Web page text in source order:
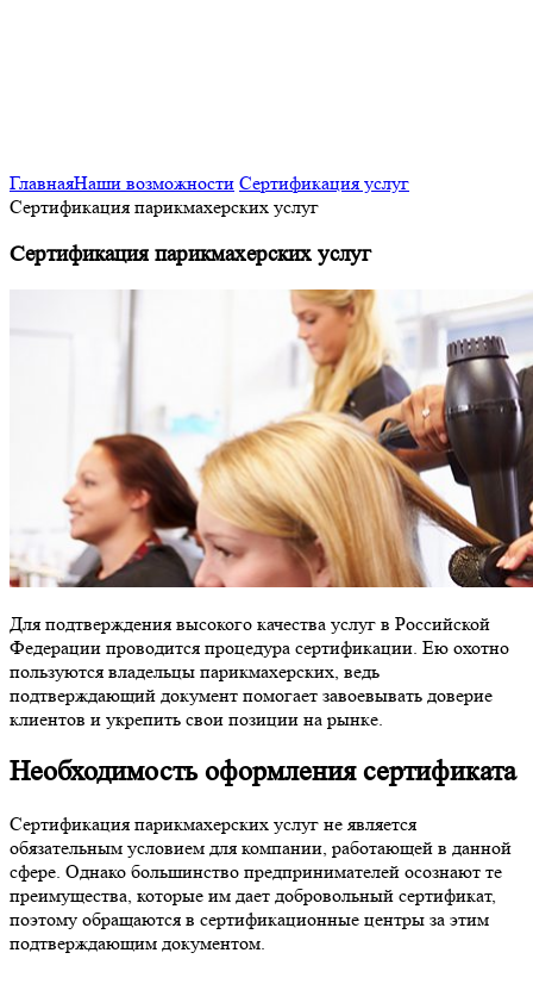
ГлавнаяНаши возможности Сертификация услуг
Сертификация парикмахерских услуг
Сертификация парикмахерских услуг
Для подтверждения высокого качества услуг в Российской
Федерации проводится процедура сертификации. Ею охотно
пользуются владельцы парикмахерских, ведь
подтверждающий документ помогает завоевывать доверие
клиентов и укрепить свои позиции на рынке.
Необходимость оформления сертификата
Сертификация парикмахерских услуг не является
обязательным условием для компании, работающей в данной
сфере. Однако большинство предпринимателей осознают те
преимущества, которые им дает добровольный сертификат,
поэтому обращаются в сертификационные центры за этим
подтверждающим документом.